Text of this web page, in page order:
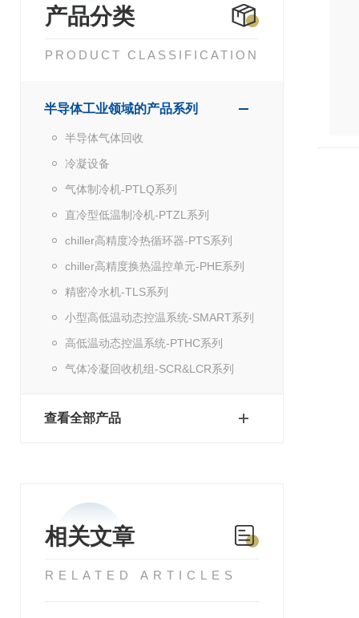
产品分类
PRODUCT CLASSIFICATION
半导体工业领域的产品系列
半导体气体回收
冷凝设备
气体制冷机-PTLQ系列
直冷型低温制冷机-PTZL系列
chiller高精度冷热循环器-PTS系列
chiller高精度换热温控单元-PHE系列
精密冷水机-TLS系列
小型高低温动态控温系统-SMART系列
高低温动态控温系统-PTHC系列
气体冷凝回收机组-SCR&LCR系列
查看全部产品
相关文章
RELATED ARTICLES